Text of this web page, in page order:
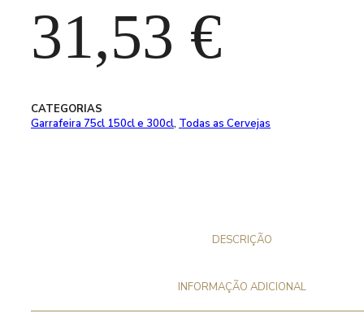
31,53 €
CATEGORIAS
Garrafeira 75cl 150cl e 300cl, Todas as Cervejas
DESCRIÇÃO
INFORMAÇÃO ADICIONAL